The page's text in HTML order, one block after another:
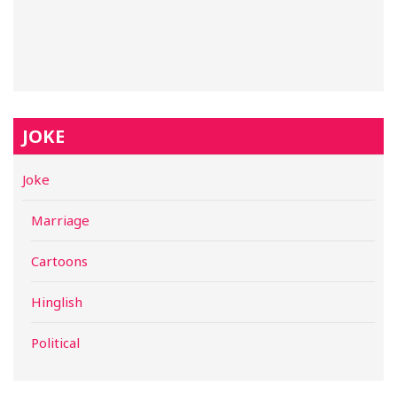
JOKE
Joke
Marriage
Cartoons
Hinglish
Political